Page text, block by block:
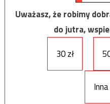
Uważasz, że robimy
do jutra,
30 zł